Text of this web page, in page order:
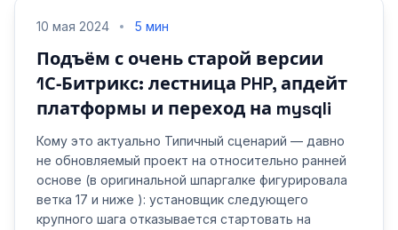
10 мая 2024 5 мин
Подъём с очень старой версии
1С‑Битрикс: лестница PHP, апдейт
платформы и переход на mysqli
Кому это актуально Типичный сценарий — давно
не обновляемый проект на относительно ранней
основе (в оригинальной шпаргалке фигурировала
ветка 17 и ниже ): установщик следующего
крупного шага отказывается стартовать на